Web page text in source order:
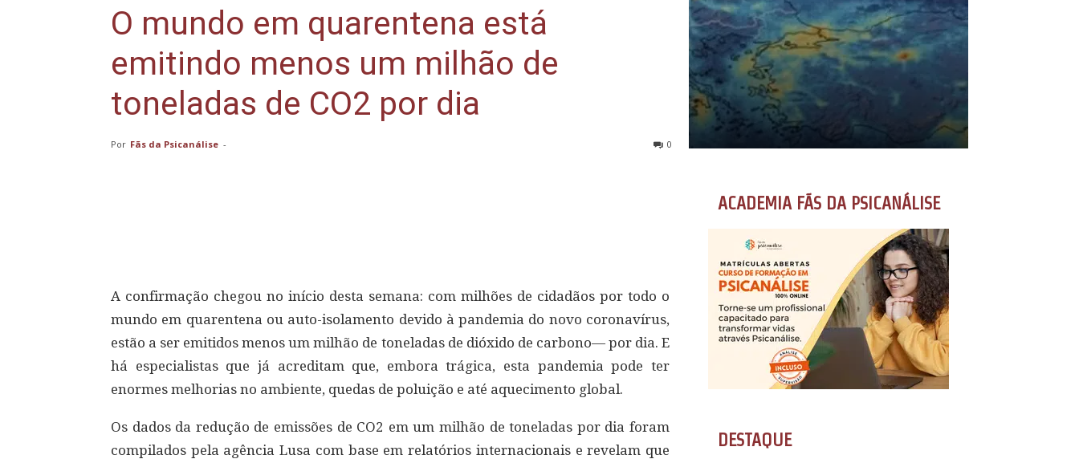
O mundo em quarentena está
emitindo menos um milhão de
toneladas de CO2 por dia
Por Fãs da Psicanálise - 0
A confirmação chegou no início desta semana: com milhões de cidadãos por todo o
mundo em quarentena ou auto-isolamento devido à pandemia do novo coronavírus,
estão a ser emitidos menos um milhão de toneladas de dióxido de carbono— por dia. E
há especialistas que já acreditam que, embora trágica, esta pandemia pode ter
enormes melhorias no ambiente, quedas de poluição e até aquecimento global.
Os dados da redução de emissões de CO2 em um milhão de toneladas por dia foram
compilados pela agência Lusa com base em relatórios internacionais e revelam que
ACADEMIA FÃS DA PSICANÁLISE
DESTAQUE